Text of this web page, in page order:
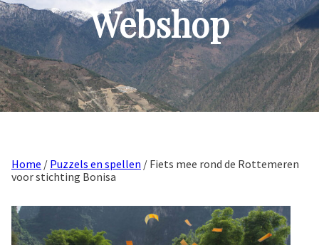
Webshop
Home / Puzzels en spellen / Fiets mee rond de Rottemeren
voor stichting Bonisa